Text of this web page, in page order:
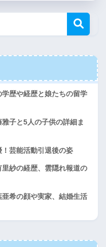
歴や経歴と娘たちの留学
子と5人の子供の詳細ま
芸能活動引退後の姿
紗の経歴、雲隠れ報道の
希の顔や実家、結婚生活